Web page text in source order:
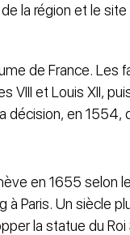
la région et le
de France. Les
VIII et Louis XII,
décision, en 1554,
en 1655 selon
Paris. Un siècle
la statue du